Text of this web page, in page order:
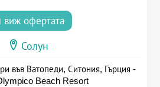
виж офертата
Солун
във Ватопеди, Ситония, Гърция -
Beach Resort